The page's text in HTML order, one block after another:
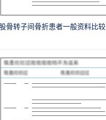
年股骨转子间骨折患者一般资料比较